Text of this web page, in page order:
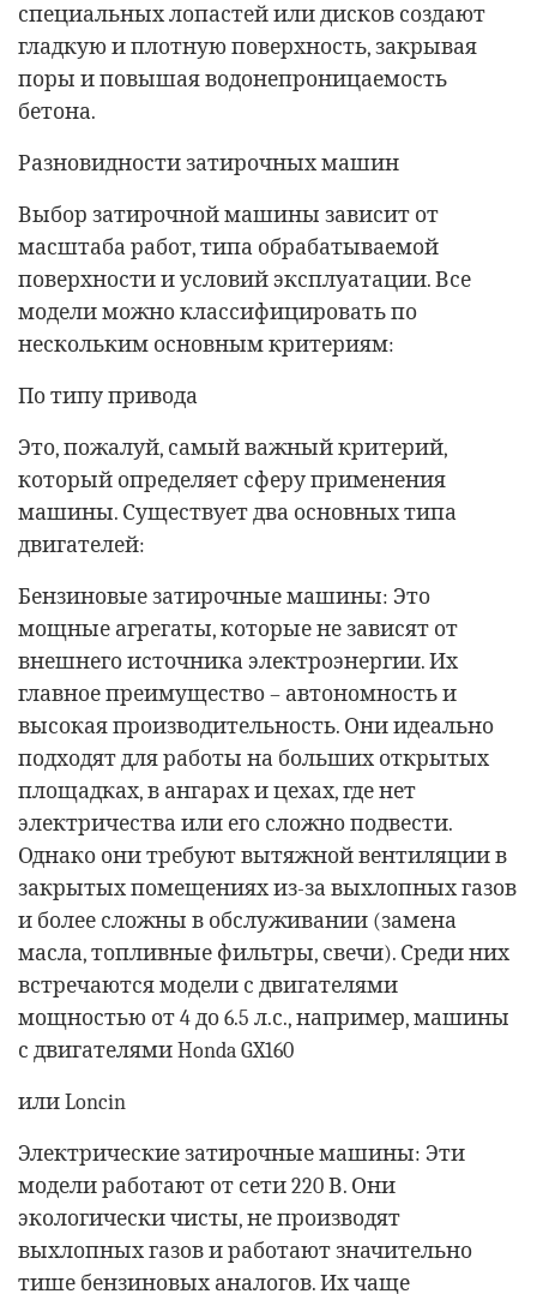
специальных лопастей или дисков создают
гладкую и плотную поверхность, закрывая
поры и повышая водонепроницаемость
бетона.
Разновидности затирочных машин
Выбор затирочной машины зависит от
масштаба работ, типа обрабатываемой
поверхности и условий эксплуатации. Все
модели можно классифицировать по
нескольким основным критериям:
По типу привода
Это, пожалуй, самый важный критерий,
который определяет сферу применения
машины. Существует два основных типа
двигателей:
Бензиновые затирочные машины: Это
мощные агрегаты, которые не зависят от
внешнего источника электроэнергии. Их
главное преимущество – автономность и
высокая производительность. Они идеально
подходят для работы на больших открытых
площадках, в ангарах и цехах, где нет
электричества или его сложно подвести.
Однако они требуют вытяжной вентиляции в
закрытых помещениях из-за выхлопных газов
и более сложны в обслуживании (замена
масла, топливные фильтры, свечи). Среди них
встречаются модели с двигателями
мощностью от 4 до 6.5 л.с., например, машины
с двигателями Honda GX160
или Loncin
Электрические затирочные машины: Эти
модели работают от сети 220 В. Они
экологически чисты, не производят
выхлопных газов и работают значительно
тише бензиновых аналогов. Их чаще